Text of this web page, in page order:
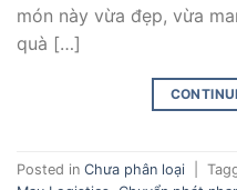
món này vừa đẹp, vừa
quà […]
Posted in Chưa phân loại